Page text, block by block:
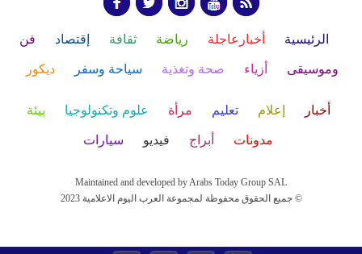
الرئيسية أخبارعاجلة رياضة ثقافة إقتصاد فن
وموسيقى أزياء صحة وتغذية سياحة وسفر ديكور
أخبار إعلام تعليم مرأة علوم وتكنولوجيا بيئة
مدونات أبراج فيديو سيارات
Maintained and developed by Arabs Today Group SAL
جميع الحقوق محفوظة لمجموعة العرب اليوم الاعلامية 2023 ©